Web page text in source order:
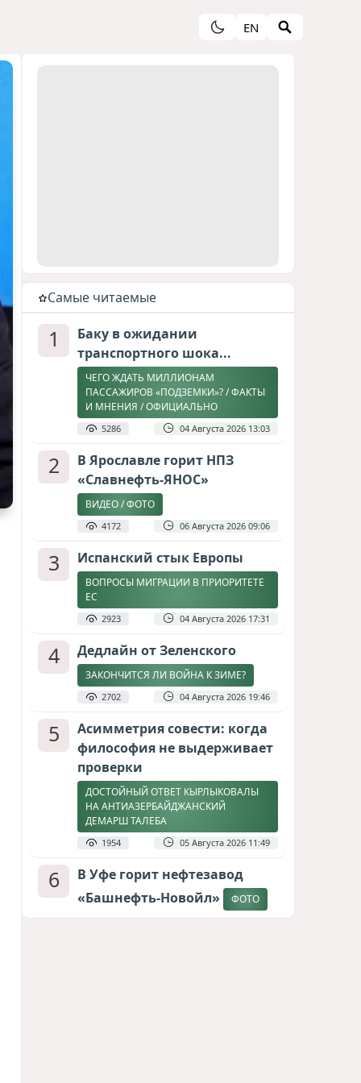
EN
Cамые читаемые
1
Баку в ожидании
транспортного шока...
ЧЕГО ЖДАТЬ МИЛЛИОНАМ
ПАССАЖИРОВ «ПОДЗЕМКИ»? / ФАКТЫ
И МНЕНИЯ / ОФИЦИАЛЬНО
5286 04 Августа 2026 13:03
2
В Ярославле горит НПЗ
«Славнефть-ЯНОС»
ВИДЕО / ФОТО
4172 06 Августа 2026 09:06
3 Испанский стык Европы
ВОПРОСЫ МИГРАЦИИ В ПРИОРИТЕТЕ
ЕС
2923 04 Августа 2026 17:31
4 Дедлайн от Зеленского
ЗАКОНЧИТСЯ ЛИ ВОЙНА К ЗИМЕ?
2702 04 Августа 2026 19:46
5
Асимметрия совести: когда
философия не выдерживает
проверки
ДОСТОЙНЫЙ ОТВЕТ КЫРЛЫКОВАЛЫ
НА АНТИАЗЕРБАЙДЖАНСКИЙ
ДЕМАРШ ТАЛЕБА
1954 05 Августа 2026 11:49
6
В Уфе горит нефтезавод
«Башнефть-Новойл»
ФОТО